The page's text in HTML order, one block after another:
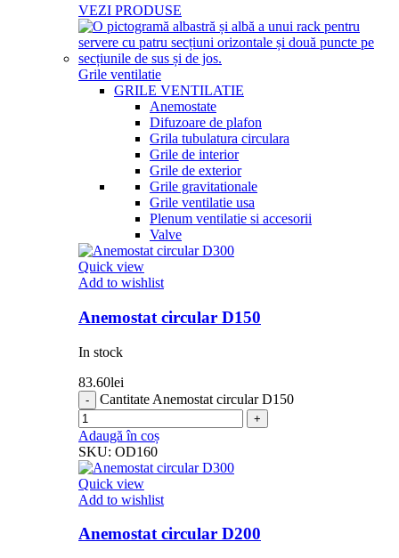
VEZI PRODUSE
Grile ventilatie
GRILE VENTILATIE
Anemostate
Difuzoare de plafon
Grila tubulatura circulara
Grile de interior
Grile de exterior
Grile gravitationale
Grile ventilatie usa
Plenum ventilatie si accesorii
Valve
Quick view
Add to wishlist
Anemostat circular D150
In stock
83.60lei
Cantitate Anemostat circular D150
Adaugă în coș
SKU: OD160
Quick view
Add to wishlist
Anemostat circular D200